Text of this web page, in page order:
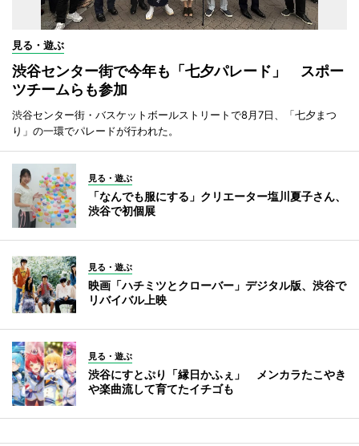
見る・遊ぶ
渋谷センター街で今年も「七夕パレード」 スポー
ツチームらも参加
渋谷センター街・バスケットボールストリートで8月7日、「七夕まつ
り」の一環でパレードが行われた。
見る・遊ぶ
「なんでも服にする」クリエーター塩川夏子さん、
渋谷で初個展
見る・遊ぶ
映画「ハチミツとクローバー」デジタル版、渋谷で
リバイバル上映
見る・遊ぶ
渋谷にすとぷり「縁日かふぇ」 メンカラたこやき
や楽曲流して育てたイチゴも